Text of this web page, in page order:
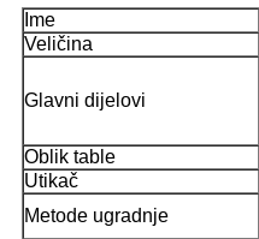
Ime
Veličina
Glavni dijelovi
Oblik table
Utikač
Metode ugradnje